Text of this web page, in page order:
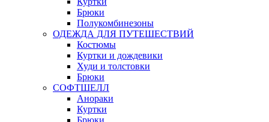
Брюки
Полукомбинезоны
ОДЕЖДА ДЛЯ ПУТЕШЕСТВИЙ
Костюмы
Куртки и дождевики
Худи и толстовки
Брюки
СОФТШЕЛЛ
Анораки
Куртки
Брюки